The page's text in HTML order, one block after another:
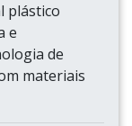
plástico
e
de
materiais